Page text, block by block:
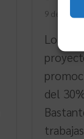
9 de julio
Lo
del